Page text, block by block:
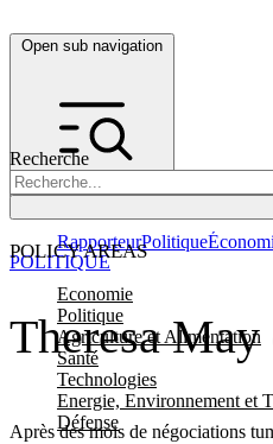
Open sub navigation
Recherche
POLICY AREAS
Economie
Politique
Agriculture et Alimentation
Santé
Technologies
Energie, Environnement et
Défense
RapporteurPolitique
Theresa
Après des mois de négociations
POLITIQUE